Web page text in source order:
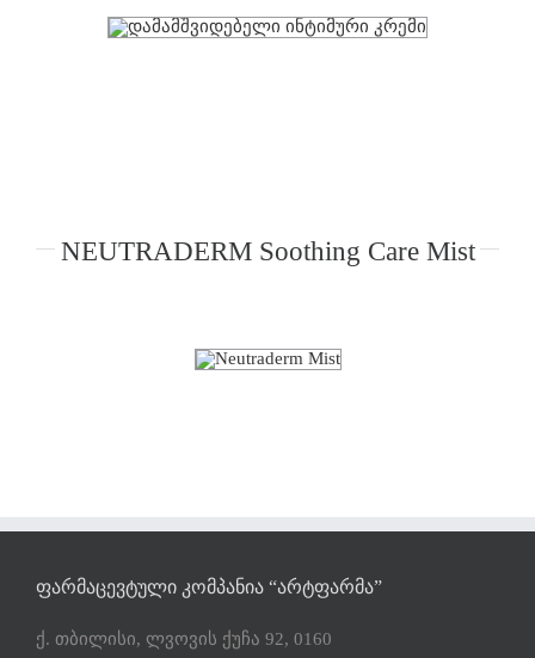
NEUTRADERM Soothing Care Mist
ᲤᲐᲠᲛᲐᲪᲔᲕᲢᲣᲚᲘ ᲙᲝᲛᲞᲐᲜᲘᲐ “ᲐᲠᲢᲤᲐᲠᲛᲐ”
ქ. თბილისი, ლვოვის ქუჩა 92, 0160